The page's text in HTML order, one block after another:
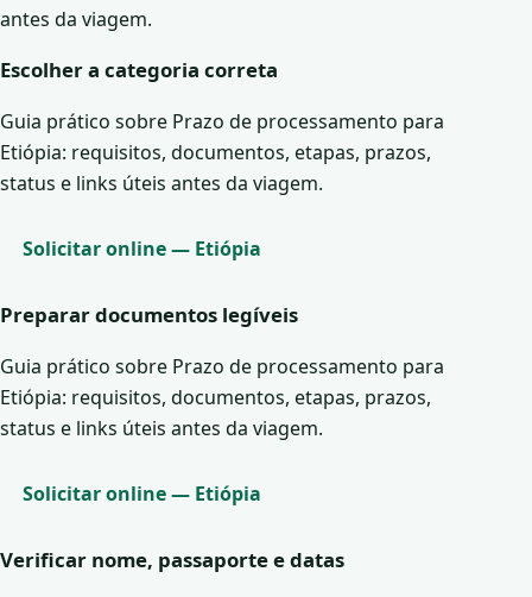
antes da viagem.
Escolher a categoria correta
Guia prático sobre Prazo de processamento para
Etiópia: requisitos, documentos, etapas, prazos,
status e links úteis antes da viagem.
Solicitar online — Etiópia
Preparar documentos legíveis
Guia prático sobre Prazo de processamento para
Etiópia: requisitos, documentos, etapas, prazos,
status e links úteis antes da viagem.
Solicitar online — Etiópia
Verificar nome, passaporte e datas